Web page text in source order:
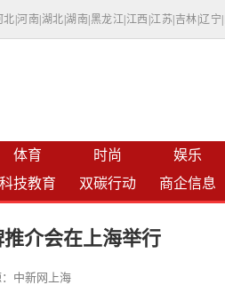
北 |河南 湖北 |湖南 黑龙江 江西 江苏 吉林 |辽宁
体育 时尚 娱乐
科技教育 双碳行动 商企信息
介会在上海举行
中新网上海